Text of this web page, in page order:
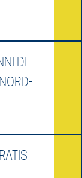
DI